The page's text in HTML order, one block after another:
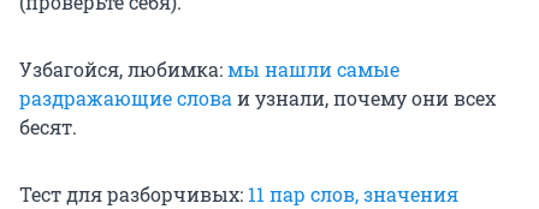
Узбагойся, любимка:мы нашли самые
раздражающие словаи узнали, почему они всех
бесят.
Тест для разборчивых: 11 пар слов, значения